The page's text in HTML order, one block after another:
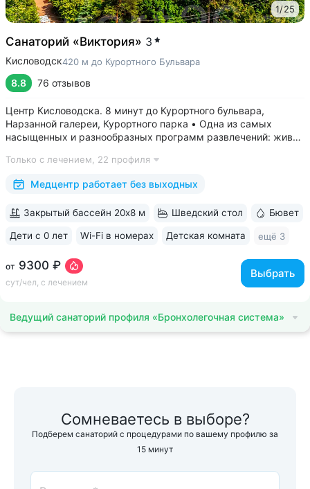
1/25
Санаторий «Виктория» 3
Кисловодск420 м до Курортного Бульвара
8.8 76 отзывов
Центр Кисловодска. 8 минут до Курортного бульвара,
Нарзанной галереи, Курортного парка • Одна из самых
насыщенных и разнообразных программ развлечений: живая
стендап, мастер-классы по рисованию «эбру» и танцам
(бачата, восточные танцы)....
Только с лечением, 22 профиля
Медцентр работает без выходных
от 9300 ₽
сут/чел, с лечением
Выбрать
Закрытый бассейн 20х8 м Шведский стол Бювет
Дети с 0 лет Wi-Fi в номерах Детская комната ещё 3
Ведущий санаторий профиля «Бронхолегочная система»
Сомневаетесь в выборе?
Подберем санаторий с процедурами по вашему профилю за
15 минут